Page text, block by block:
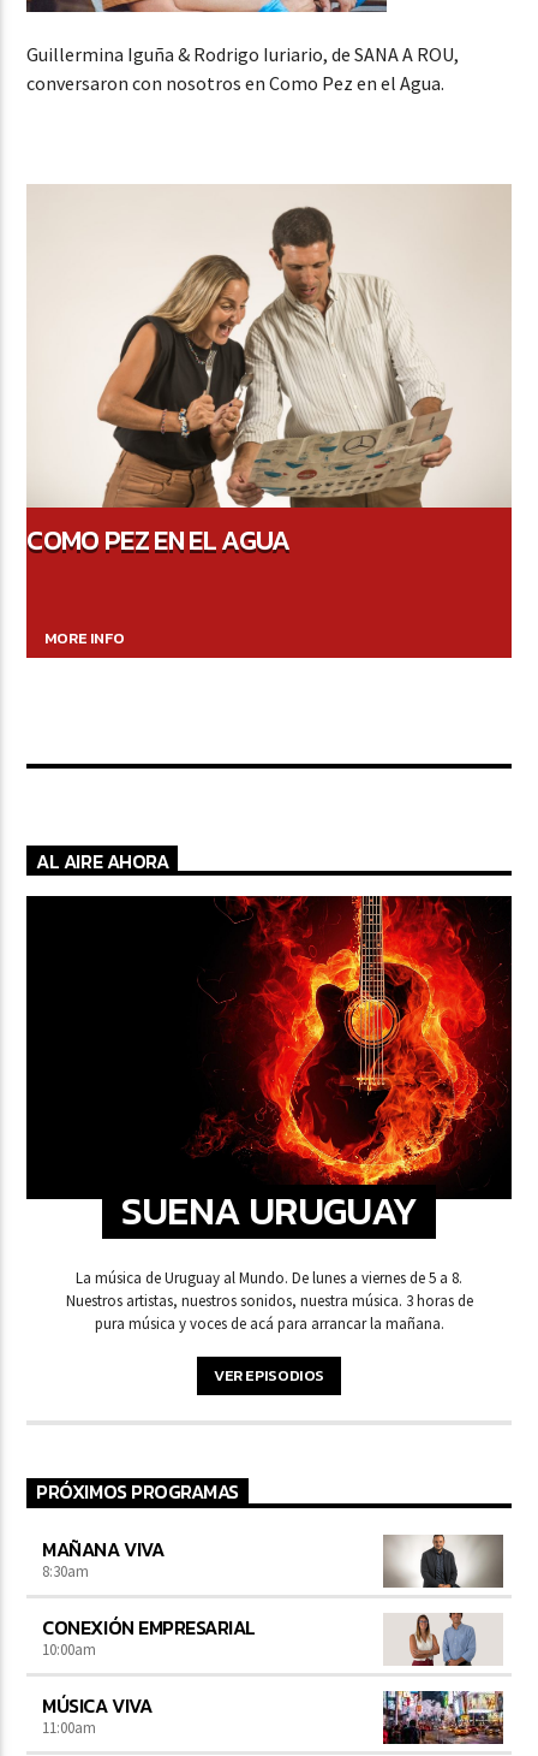
Guillermina Iguña & Rodrigo Iuriario, de SANA A ROU,
conversaron con nosotros en Como Pez en el Agua.
COMO PEZ EN EL AGUA
MORE INFO
AL AIRE AHORA
SUENA URUGUAY
La música de Uruguay al Mundo. De lunes a viernes de 5 a 8.
Nuestros artistas, nuestros sonidos, nuestra música. 3 horas de
pura música y voces de acá para arrancar la mañana.
VER EPISODIOS
PRÓXIMOS PROGRAMAS
MAÑANA VIVA
8:30am
CONEXIÓN EMPRESARIAL
10:00am
MÚSICA VIVA
11:00am